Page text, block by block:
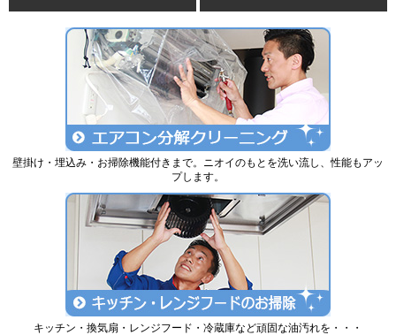
壁掛け・埋込み・お掃除機能付きまで。ニオイのもとを洗い流し、性能もアッ
プします。
キッチン・換気扇・レンジフード・冷蔵庫など頑固な油汚れを・・・